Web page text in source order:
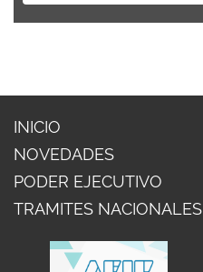
INICIO
NOVEDADES
PODER EJECUTIVO
TRAMITES NACIONALES